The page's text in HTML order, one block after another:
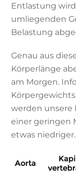
Entlastung
umliegenden
Belastung
Genau aus
Körperlänge
am Morgen.
werden unsere
einer geringen
etwas niedriger.